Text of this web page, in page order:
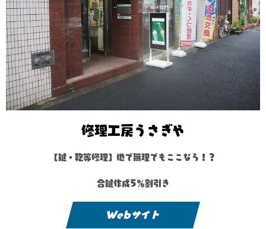
修理工房うさぎや
【鍵・鞄等修理】他で無理でもここなら！？
合鍵作成5％割引き
Webサイト